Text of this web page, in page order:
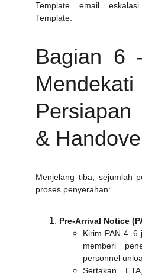
Template email
Template.
Bagian 6
&
Menjelang tiba, sejumlah
proses penyerahan:
Pre-Arrival Notice
Kirim PAN
memberi
personnel
Sertakan